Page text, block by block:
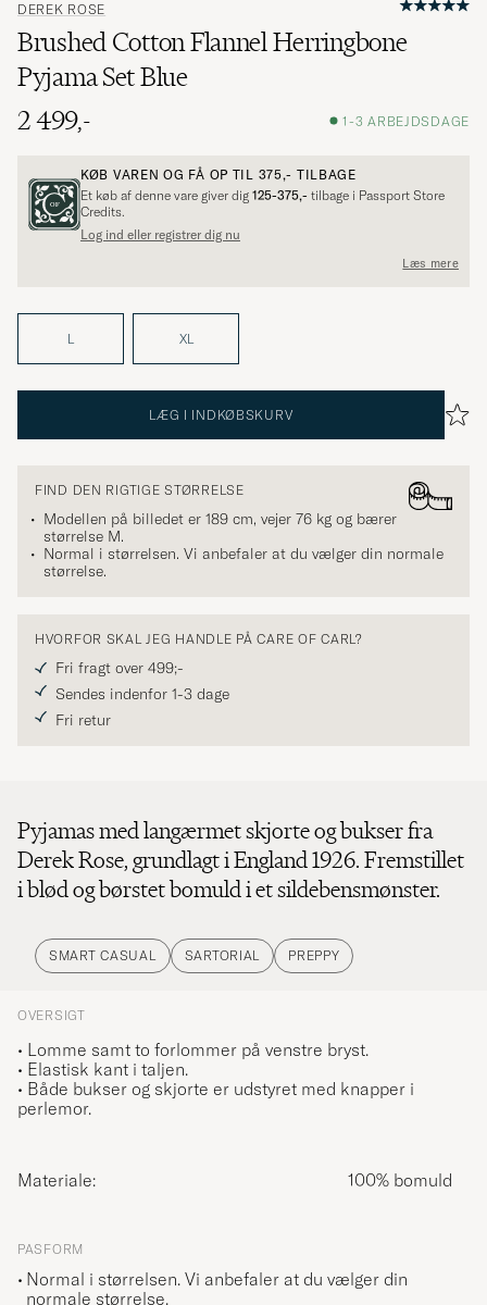
DEREK ROSE
Brushed Cotton Flannel Herringbone
Pyjama Set Blue
2 499,-
1-3 ARBEJDSDAGE
KØB VAREN OG FÅ OP TIL 375,- TILBAGE
Et køb af denne vare giver dig 125-375,- tilbage i Passport Store
Credits.
Log ind eller registrer dig nu
Læs mere
L XL
LÆG I INDKØBSKURV
FIND DEN RIGTIGE STØRRELSE
Modellen på billedet er 189 cm, vejer 76 kg og bærer
størrelse M.
Normal i størrelsen. Vi anbefaler at du vælger din normale
størrelse.
HVORFOR SKAL JEG HANDLE PÅ CARE OF CARL?
Fri fragt over 499;-
Sendes indenfor 1-3 dage
Fri retur
Pyjamas med langærmet skjorte og bukser fra
Derek Rose, grundlagt i England 1926. Fremstillet
i blød og børstet bomuld i et sildebensmønster.
SMART CASUAL SARTORIAL PREPPY
OVERSIGT
• Lomme samt to forlommer på venstre bryst.
• Elastisk kant i taljen.
• Både bukser og skjorte er udstyret med knapper i
perlemor.
Materiale: 100% bomuld
PASFORM
Normal i størrelsen. Vi anbefaler at du vælger din
normale størrelse.